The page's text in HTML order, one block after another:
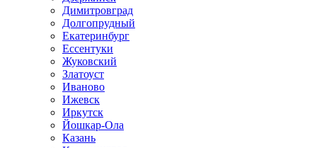
Димитровград
Долгопрудный
Екатеринбург
Ессентуки
Жуковский
Златоуст
Иваново
Ижевск
Иркутск
Йошкар-Ола
Казань